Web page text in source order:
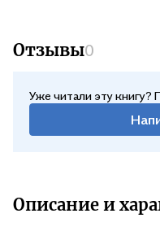
Отзывы0
Уже читали эту
Описание и